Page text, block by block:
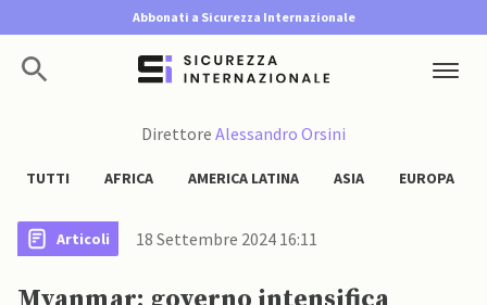
Abbonati a Sicurezza Internazionale
Direttore Alessandro Orsini
TUTTI AFRICA AMERICA LATINA ASIA EUROPA
Articoli 18 Settembre 2024 16:11